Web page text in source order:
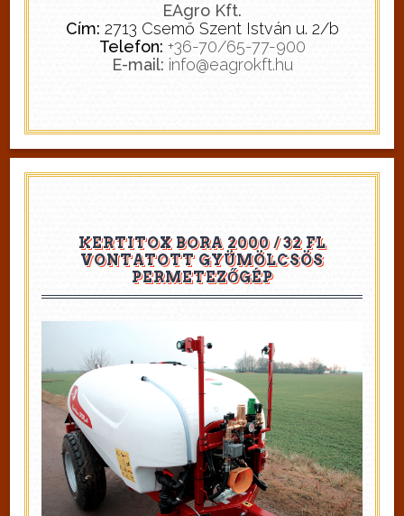
EAgro Kft.
Cím: 2713 Csemő Szent István u. 2/b
Telefon: +36-70/65-77-900
E-mail: info@eagrokft.hu
KERTITOX BORA 2000 / 32 FL
VONTATOTT GYÜMÖLCSÖS
PERMETEZŐGÉP